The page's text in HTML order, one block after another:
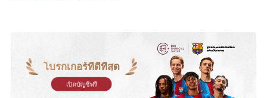
โบรกเกอร์ที่ดีที่สุด
เปิดบัญชีฟรี